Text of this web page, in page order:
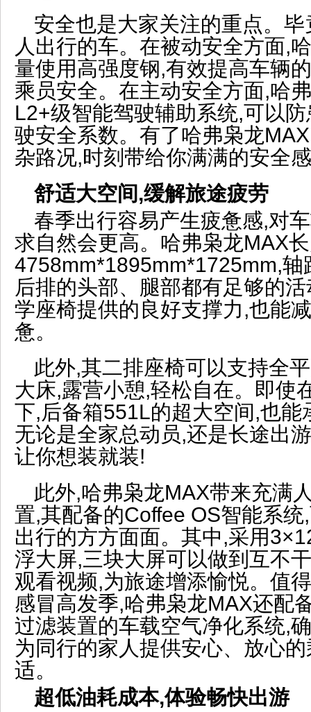
安全也是大家关注的重点。
人出行的车。在被动安全方面,
量使用高强度钢,有效提高车辆
乘员安全。在主动安全方面,哈
L2+级智能驾驶辅助系统,可以
驶安全系数。有了哈弗枭龙
杂路况,时刻带给你满满的安全
舒适大空间,缓解旅途疲劳
春季出行容易产生疲惫感,对
求自然会更高。哈弗枭龙MAX
4758mm*1895mm*1725mm,
后排的头部、腿部都有足够的
学座椅提供的良好支撑力,也能
惫。
此外,其二排座椅可以支持全
大床,露营小憩,轻松自在。即使
下,后备箱551L的超大空间,也能
无论是全家总动员,还是长途出
让你想装就装!
此外,哈弗枭龙MAX带来充满
置,其配备的Coffee OS智能系
出行的方方面面。其中,采用
浮大屏,三块大屏可以做到互不
观看视频,为旅途增添愉悦。值
感冒高发季,哈弗枭龙MAX还配
过滤装置的车载空气净化系统,
为同行的家人提供安心、放心
适。
超低油耗成本,体验畅快出游